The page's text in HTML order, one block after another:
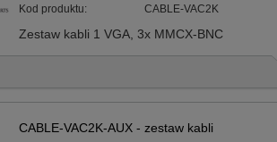
Kod produktu:
CABLE-VAC2K
Zestaw kabli 1 VGA, 3x MMCX-BNC
CABLE-VAC2K-AUX - zestaw kabli